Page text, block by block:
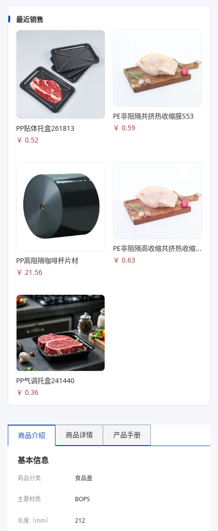
最近销售
PP贴体托盒261813
￥ 0.52
PE非阻隔共挤热收缩膜S53
￥ 0.59
PP高阻隔咖啡杯片材
￥ 21.56
PE非阻隔高收缩共挤热收缩膜S83
￥ 0.63
PP气调托盒241440
￥ 0.36
商品介绍 商品详情 产品手册
基本信息
商品分类 食品盖
主要材质 BOPS
长度（mm） 212